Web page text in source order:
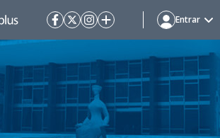
Entrar